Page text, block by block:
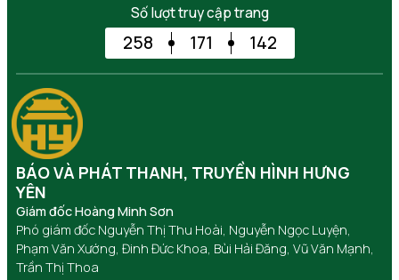
Số lượt truy cập trang
258 171 142
BÁO VÀ PHÁT THANH, TRUYỀN HÌNH HƯNG
YÊN
Giám đốc Hoàng Minh Sơn
Phó giám đốc Nguyễn Thị Thu Hoài, Nguyễn Ngọc Luyện,
Phạm Văn Xướng, Đinh Đức Khoa, Bùi Hải Đăng, Vũ Văn Mạnh,
Trần Thị Thoa